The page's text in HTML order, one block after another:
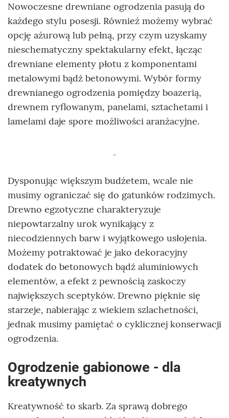
Nowoczesne drewniane ogrodzenia pasują do
każdego stylu posesji. Również możemy wybrać
opcję ażurową lub pełną, przy czym uzyskamy
nieschematyczny spektakularny efekt, łącząc
drewniane elementy płotu z komponentami
metalowymi bądź betonowymi. Wybór formy
drewnianego ogrodzenia pomiędzy boazerią,
drewnem ryflowanym, panelami, sztachetami i
lamelami daje spore możliwości aranżacyjne.
Dysponując większym budżetem, wcale nie
musimy ograniczać się do gatunków rodzimych.
Drewno egzotyczne charakteryzuje
niepowtarzalny urok wynikający z
niecodziennych barw i wyjątkowego usłojenia.
Możemy potraktować je jako dekoracyjny
dodatek do betonowych bądź aluminiowych
elementów, a efekt z pewnością zaskoczy
największych sceptyków. Drewno pięknie się
starzeje, nabierając z wiekiem szlachetności,
jednak musimy pamiętać o cyklicznej konserwacji
ogrodzenia.
Ogrodzenie gabionowe - dla
kreatywnych
Kreatywność to skarb. Za sprawą dobrego